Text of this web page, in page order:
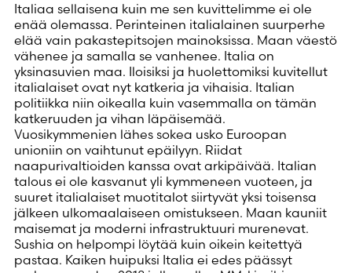
Italiaa sellaisena kuin me sen kuvittelimme ei ole
enää olemassa. Perinteinen italialainen suurperhe
elää vain pakastepitsojen mainoksissa. Maan väestö
vähenee ja samalla se vanhenee. Italia on
yksinasuvien maa. Iloisiksi ja huolettomiksi kuvitellut
italialaiset ovat nyt katkeria ja vihaisia. Italian
politiikka niin oikealla kuin vasemmalla on tämän
katkeruuden ja vihan läpäisemää.
Vuosikymmenien lähes sokea usko Euroopan
unioniin on vaihtunut epäilyyn. Riidat
naapurivaltioiden kanssa ovat arkipäivää. Italian
talous ei ole kasvanut yli kymmeneen vuoteen, ja
suuret italialaiset muotitalot siirtyvät yksi toisensa
jälkeen ulkomaalaiseen omistukseen. Maan kauniit
maisemat ja moderni infrastruktuuri murenevat.
Sushia on helpompi löytää kuin oikein keitettyä
pastaa. Kaiken huipuksi Italia ei edes päässyt